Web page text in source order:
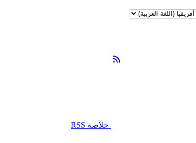
خلاصة RSS